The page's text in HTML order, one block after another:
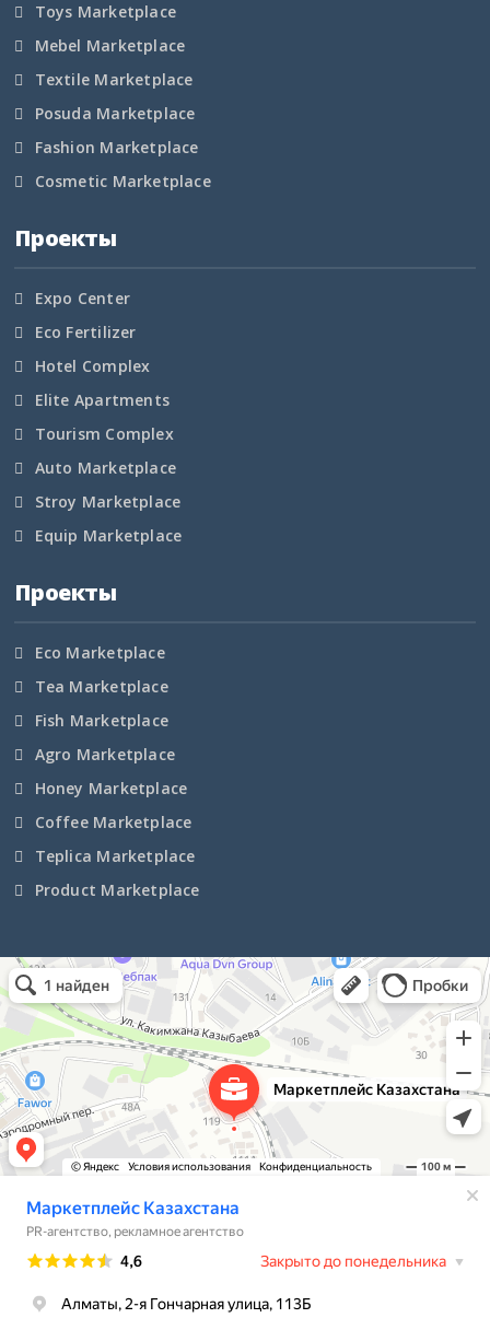
Ставропольский край
Таймырский край
Тамбовская область
Татарстан
Тюменская область
Удмуртская Республика
Ульяновская область
Херсонская область
Чеченская Республика
Чукотский АО
Ямало-Ненецкий АО
Ярославская область
Toys Marketplace
Mebel Marketplace
Textile Marketplace
Posuda Marketplace
Fashion Marketplace
Cosmetic Marketplace
Проекты
Expo Center
Eco Fertilizer
Hotel Complex
Elite Apartments
Tourism Complex
Auto Marketplace
Stroy Marketplace
Equip Marketplace
Проекты
Eco Marketplace
Tea Marketplace
Fish Marketplace
Agro Marketplace
Honey Marketplace
Coffee Marketplace
Teplica Marketplace
Product Marketplace
Маркетплейс Казахстана
Рекламное агентство в Алматы
Информационное агентство в Алматы